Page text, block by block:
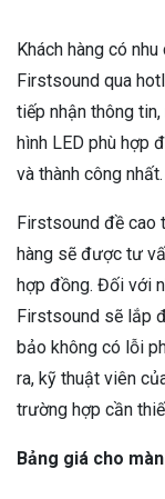
Khách hàng có
Firstsound qua
tiếp nhận thông
hình LED phù hợp
và thành công nhất.
Firstsound đề cao
hàng sẽ được tư
hợp đồng. Đối với
Firstsound sẽ lắp
bảo không có lỗi
ra, kỹ thuật viên
trường hợp cần
Bảng giá cho